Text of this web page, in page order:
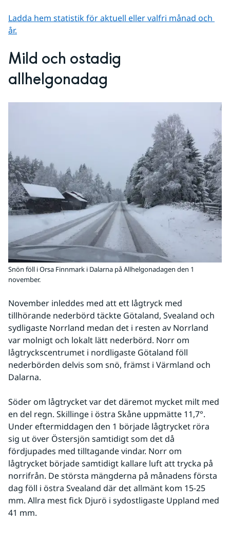
Ladda hem statistik för aktuell eller valfri månad och
år.
Mild och ostadig
allhelgonadag
Snön föll i Orsa Finnmark i Dalarna på Allhelgonadagen den 1
november.
November inleddes med att ett lågtryck med
tillhörande nederbörd täckte Götaland, Svealand och
sydligaste Norrland medan det i resten av Norrland
var molnigt och lokalt lätt nederbörd. Norr om
lågtryckscentrumet i nordligaste Götaland föll
nederbörden delvis som snö, främst i Värmland och
Dalarna.
Söder om lågtrycket var det däremot mycket milt med
en del regn. Skillinge i östra Skåne uppmätte 11,7°.
Under eftermiddagen den 1 började lågtrycket röra
sig ut över Östersjön samtidigt som det då
fördjupades med tilltagande vindar. Norr om
lågtrycket började samtidigt kallare luft att trycka på
norrifrån. De största mängderna på månadens första
dag föll i östra Svealand där det allmänt kom 15-25
mm. Allra mest fick Djurö i sydostligaste Uppland med
41 mm.